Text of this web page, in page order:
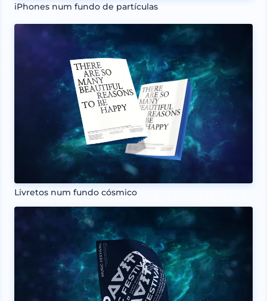
iPhones num fundo de partículas
Livretos num fundo cósmico